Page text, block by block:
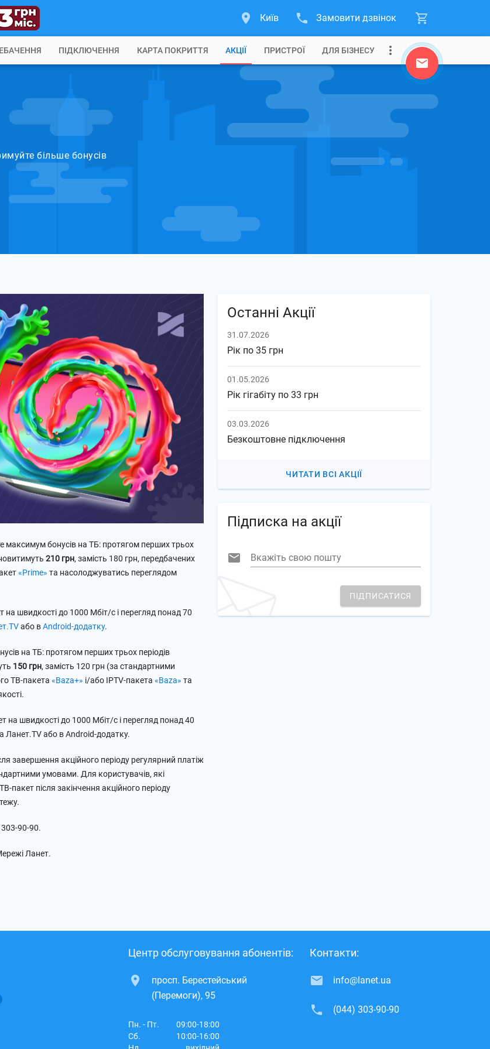
Київ Замовити дзвінок
ПІДКЛЮЧЕННЯ КАРТА ПОКРИТТЯ АКЦІЇ ПРИСТРОЇ ДЛЯ БІЗНЕСУ
більше бонусів
максимум бонусів на ТБ: протягом перших трьох
210 грн, замість 180 грн, передбачених
«Prime» та насолоджуватись переглядом
на швидкості до 1000 Мбіт/с і перегляд понад 70
або вAndroid-додатку.
на ТБ: протягом перших трьох періодів
150 грн, замість 120 грн (за стандартними
ТВ-пакета «Baza+» і/або IPTV-пакета «Baza» та
на швидкості до 1000 Мбіт/с і перегляд понад 40
Ланет.TV або в Android-додатку.
завершення акційного періоду регулярний платіж
умовами. Для користувачів, які
пакет після закінчення акційного періоду
90-90.
Ланет.
Останні Акції
31.07.2026
Рік по 35 грн
01.05.2026
Рік гігабіту по 33 грн
03.03.2026
Безкоштовне підключення
ЧИТАТИ ВСІ АКЦІЇ
Підписка на акції
Вкажіть свою пошту
ПІДПИСАТИСЯ
Центр обслуговування абонентів:
просп. Берестейський
(Перемоги), 95
Пн. - Пт.
09:00-18:00
Сб.
10:00-16:00
Контакти:
info@lanet.ua
(044) 303-90-90